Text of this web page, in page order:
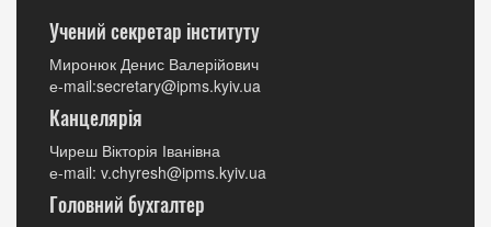
Учений секретар інституту
Миронюк Денис Валерійович
е-mail:secretary@ipms.kyiv.ua
Канцелярія
Чиреш Вікторія Іванівна
е-mail: v.chyresh@ipms.kyiv.ua
Головний бухгалтер